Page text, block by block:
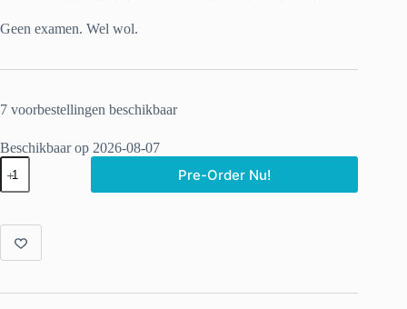
Geen examen. Wel wol.
7 voorbestellingen beschikbaar
Beschikbaar op 2026-08-07
All
Woollies
Great
Small
Fiberclub
Pre-Order Nu!